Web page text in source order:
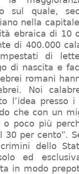
sul quale,
nella
ebraica di 10
di 400.000
di
di nascita e
romani
Noi
l’idea presso
che con un
o poco più
per cento”.
dello
ed
in modo